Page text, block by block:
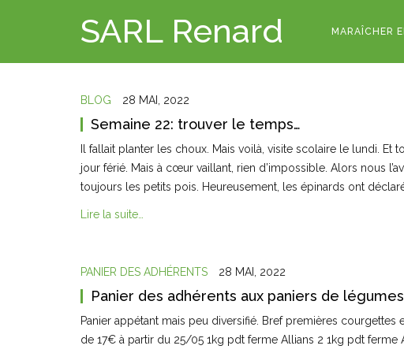
SARL Renard MARAÎCHER
BLOG 28 MAI, 2022
Semaine 22: trouver le temps…
Il fallait planter les choux. Mais voilà, visite scolaire le lundi.
jour férié. Mais à cœur vaillant, rien d’impossible. Alors nous
toujours les petits pois. Heureusement, les épinards ont
Lire la suite…
PANIER DES ADHÉRENTS 28 MAI, 2022
Panier des adhérents aux paniers de
Panier appétant mais peu diversifié. Bref premières
de 17€ à partir du 25/05 1kg pdt ferme Allians 2 1kg pdt ferme